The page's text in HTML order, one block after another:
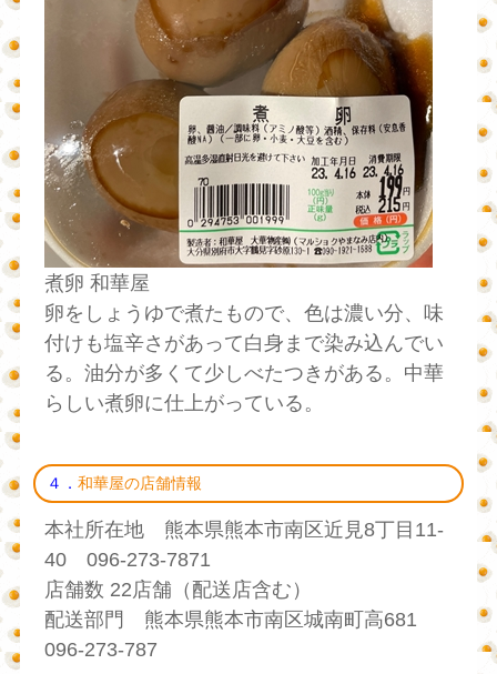
煮卵 和華屋
卵をしょうゆで煮たもので、色は濃い分、味
付けも塩辛さがあって白身まで染み込んでい
る。油分が多くて少しべたつきがある。中華
らしい煮卵に仕上がっている。
４．和華屋の店舗情報
本社所在地 熊本県熊本市南区近見8丁目11-
40 096-273-7871
店舗数 22店舗（配送店含む）
配送部門 熊本県熊本市南区城南町高681
096-273-787